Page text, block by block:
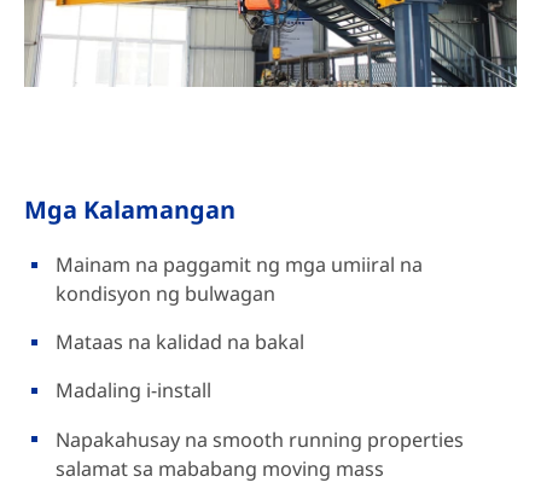
Mga Kalamangan
Mainam na paggamit ng mga umiiral na
kondisyon ng bulwagan
Mataas na kalidad na bakal
Madaling i-install
Napakahusay na smooth running properties
salamat sa mababang moving mass